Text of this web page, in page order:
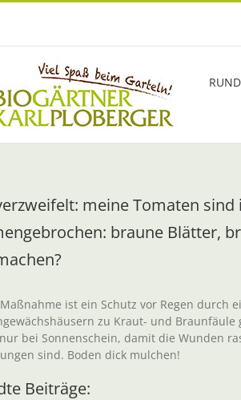
meine Tomaten
braune Blätter,
ist ein Schutz vor Regen durch
zu Kraut- und
bei Sonnenschein, damit die Wunden
sind. Boden dick mulchen!
Beiträge: